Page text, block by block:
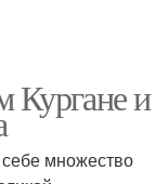
Кургане и
множество